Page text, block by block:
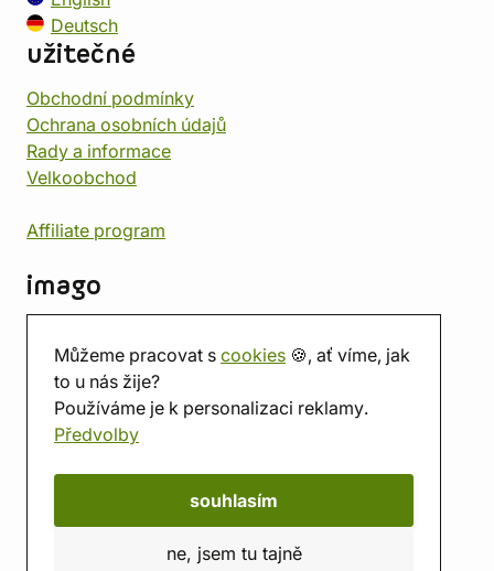
Můžeme pracovat s cookies 🍪, ať víme, jak
to u nás žije?
Používáme je k personalizaci reklamy.
Předvolby
souhlasím
ne, jsem tu tajně
Deutsch
užitečné
Obchodní podmínky
Ochrana osobních údajů
Rady a informace
Velkoobchod
Affiliate program
imago
Prodejna
Herna
O nás
Hodnocení obchodu